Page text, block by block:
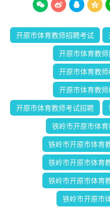
   
开原市体育教师招聘考试
开原市体育教
开原市体育教
开原市体育教
开原市体育教师考试招聘
铁岭市开原市体
铁岭市开原市体育
铁岭市开原市体育
铁岭市开原市体育
铁岭市开原市